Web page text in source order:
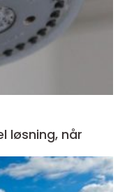
løsning, når